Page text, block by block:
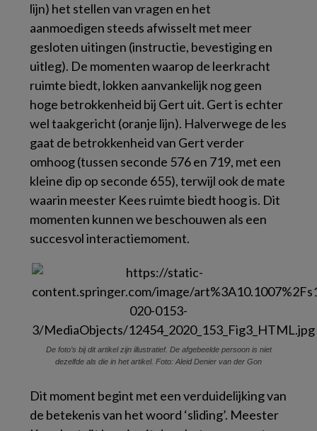
lijn) het stellen van vragen en het
aanmoedigen steeds afwisselt met meer
gesloten uitingen (instructie, bevestiging en
uitleg). De momenten waarop de leerkracht
ruimte biedt, lokken aanvankelijk nog geen
hoge betrokkenheid bij Gert uit. Gert is echter
wel taakgericht (oranje lijn). Halverwege de les
gaat de betrokkenheid van Gert verder
omhoog (tussen seconde 576 en 719, met een
kleine dip op seconde 655), terwijl ook de mate
waarin meester Kees ruimte biedt hoog is. Dit
momenten kunnen we beschouwen als een
succesvol interactiemoment.
De foto’s bij dit artikel zijn illustratief. De afgebeelde persoon is niet
dezelfde als die in het artikel. Foto: Aleid Denier van der Gon
Dit moment begint met een verduidelijking van
de betekenis van het woord ‘sliding’. Meester